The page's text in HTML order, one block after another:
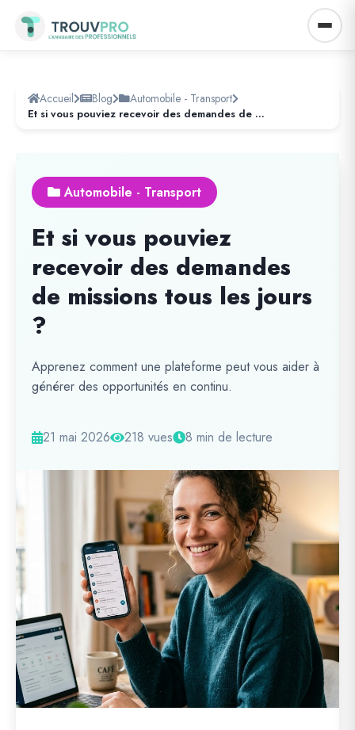
Accueil Blog Automobile - Transport
Et si vous pouviez recevoir des demandes de missions tous les jours ?
Automobile - Transport
Et si vous pouviez
recevoir des demandes
de missions tous les jours
?
Apprenez comment une plateforme peut vous aider à
générer des opportunités en continu.
21 mai 2026 218 vues 8 min de lecture